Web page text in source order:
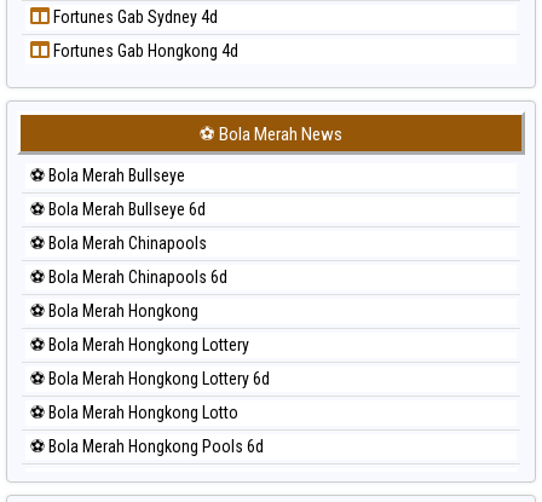
Prediksi Sydney
Prediksi Sydney Lottery
Prediksi Sydney Lottery 6d
Prediksi Sydney Pools 6d
Prediksi Taipei
Prediksi Taiwan
Fortunes Gab Sydney 4d
Fortunes Gab Hongkong 4d
⚽ Bola Merah News
⚽ Bola Merah Bullseye
⚽ Bola Merah Bullseye 6d
⚽ Bola Merah Chinapools
⚽ Bola Merah Chinapools 6d
⚽ Bola Merah Hongkong
⚽ Bola Merah Hongkong Lottery
⚽ Bola Merah Hongkong Lottery 6d
⚽ Bola Merah Hongkong Lotto
⚽ Bola Merah Hongkong Pools 6d
⚽ Bola Merah Japan